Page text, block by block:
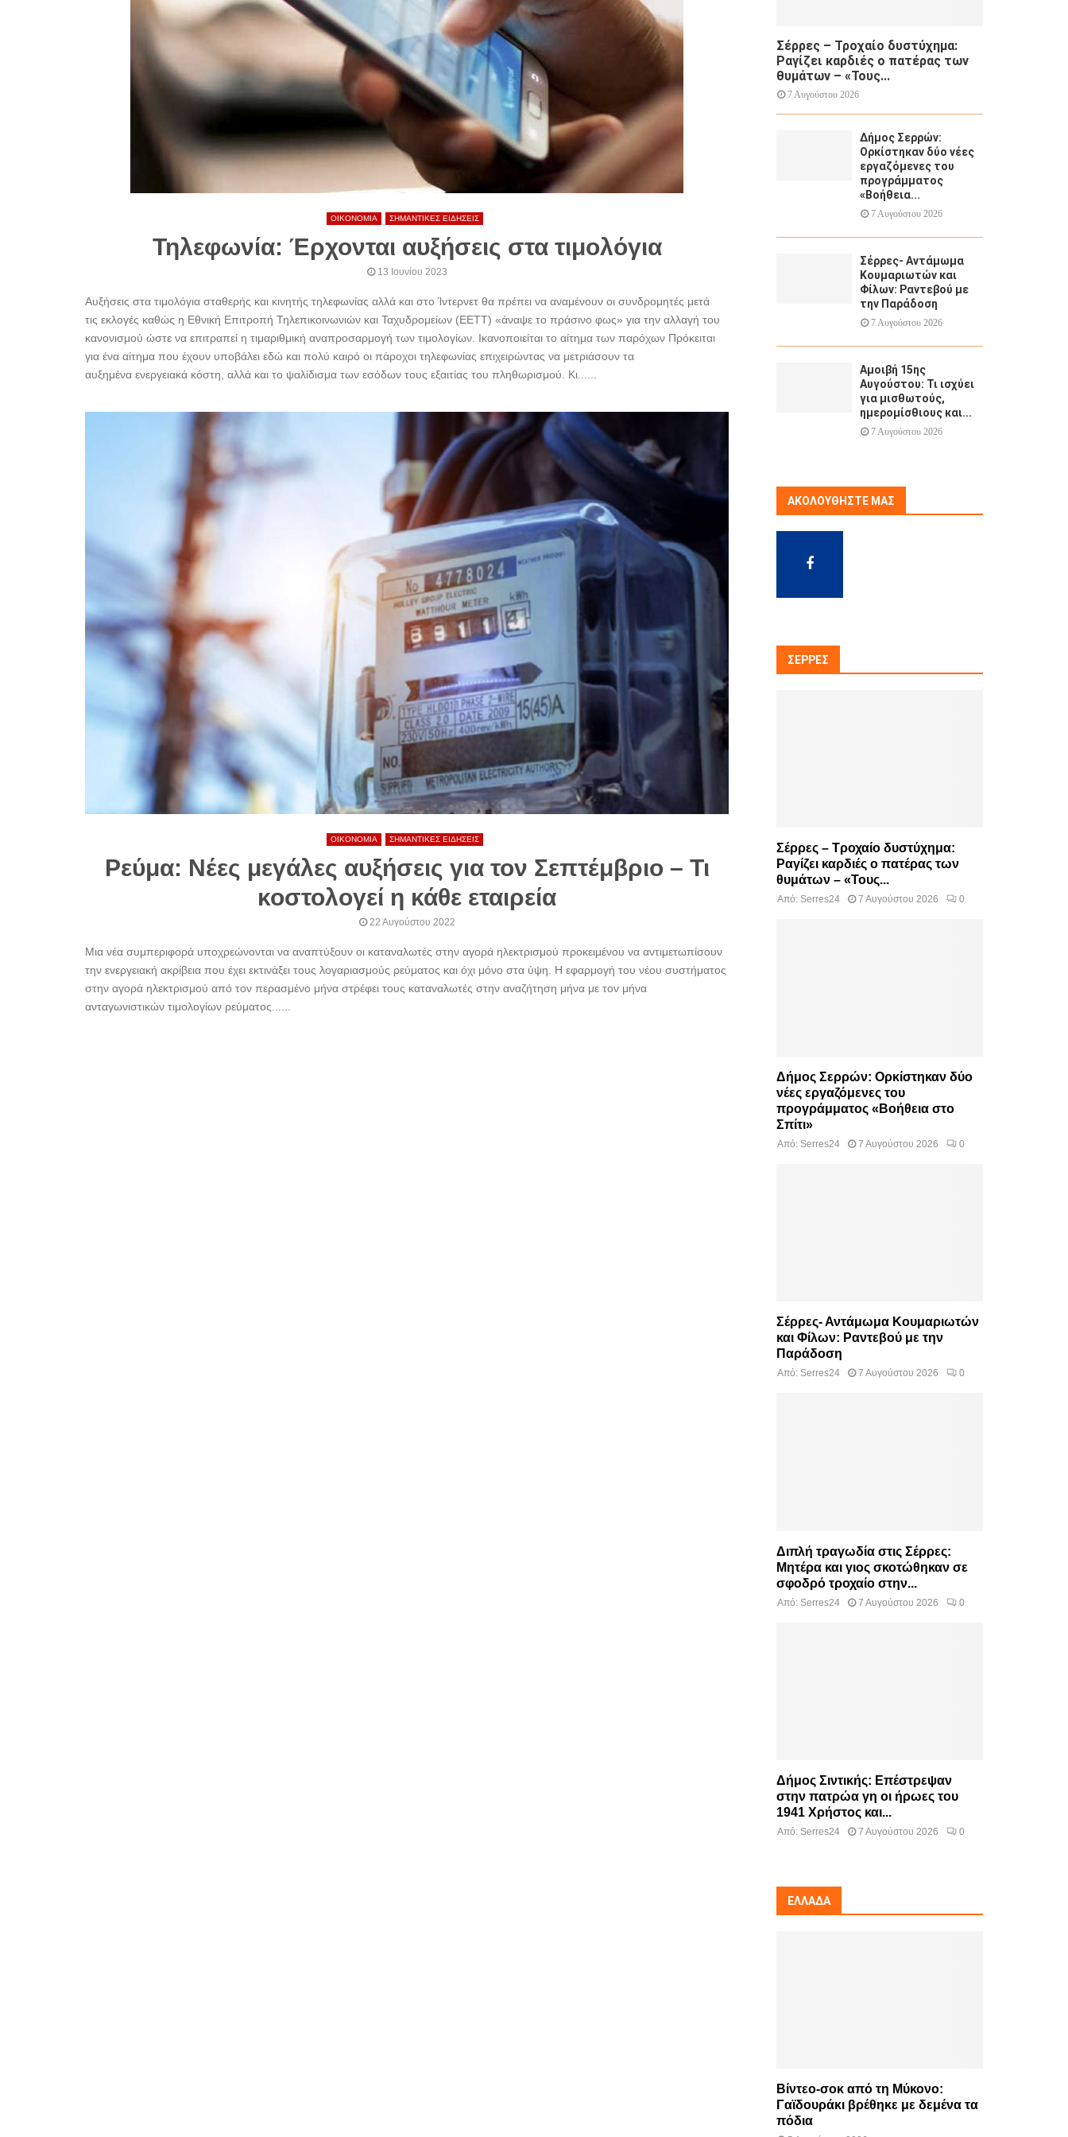
ΟΙΚΟΝΟΜΙΑ ΣΗΜΑΝΤΙΚΕΣ ΕΙΔΗΣΕΙΣ
Τηλεφωνία: Έρχονται αυξήσεις στα τιμολόγια
13 Ιουνίου 2023
Αυξήσεις στα τιμολόγια σταθερής και κινητής τηλεφωνίας αλλά και στο Ίντερνετ θα πρέπει να αναμένουν οι συνδρομητές μετά
τις εκλογές καθώς η Εθνική Επιτροπή Τηλεπικοινωνιών και Ταχυδρομείων (ΕΕΤΤ) «άναψε το πράσινο φως» για την αλλαγή του
κανονισμού ώστε να επιτραπεί η τιμαριθμική αναπροσαρμογή των τιμολογίων. Ικανοποιείται το αίτημα των παρόχων Πρόκειται
για ένα αίτημα που έχουν υποβάλει εδώ και πολύ καιρό οι πάροχοι τηλεφωνίας επιχειρώντας να μετριάσουν τα
αυξημένα ενεργειακά κόστη, αλλά και το ψαλίδισμα των εσόδων τους εξαιτίας του πληθωρισμού. Κι......
ΟΙΚΟΝΟΜΙΑ ΣΗΜΑΝΤΙΚΕΣ ΕΙΔΗΣΕΙΣ
Ρεύμα: Νέες μεγάλες αυξήσεις για τον Σεπτέμβριο – Τι
κοστολογεί η κάθε εταιρεία
22 Αυγούστου 2022
Μια νέα συμπεριφορά υποχρεώνονται να αναπτύξουν οι καταναλωτές στην αγορά ηλεκτρισμού προκειμένου να αντιμετωπίσουν
την ενεργειακή ακρίβεια που έχει εκτινάξει τους λογαριασμούς ρεύματος και όχι μόνο στα ύψη. Η εφαρμογή του νέου συστήματος
στην αγορά ηλεκτρισμού από τον περασμένο μήνα στρέφει τους καταναλωτές στην αναζήτηση μήνα με τον μήνα
ανταγωνιστικών τιμολογίων ρεύματος......
Σέρρες – Τροχαίο δυστύχημα:
Ραγίζει καρδιές ο πατέρας των
θυμάτων – «Τους...
7 Αυγούστου 2026
Δήμος Σερρών:
Ορκίστηκαν δύο νέες
εργαζόμενες του
προγράμματος
«Βοήθεια...
7 Αυγούστου 2026
Σέρρες- Αντάμωμα
Κουμαριωτών και
Φίλων: Ραντεβού με
την Παράδοση
7 Αυγούστου 2026
Αμοιβή 15ης
Αυγούστου: Τι ισχύει
για μισθωτούς,
ημερομίσθιους και...
7 Αυγούστου 2026
ΑΚΟΛΟΥΘΉΣΤΕ ΜΑΣ
ΣΈΡΡΕΣ
Σέρρες – Τροχαίο δυστύχημα:
Ραγίζει καρδιές ο πατέρας των
θυμάτων – «Τους...
Από: Serres24 7 Αυγούστου 2026 0
Δήμος Σερρών: Ορκίστηκαν δύο
νέες εργαζόμενες του
προγράμματος «Βοήθεια στο
Σπίτι»
Από: Serres24 7 Αυγούστου 2026 0
Σέρρες- Αντάμωμα Κουμαριωτών
και Φίλων: Ραντεβού με την
Παράδοση
Από: Serres24 7 Αυγούστου 2026 0
Διπλή τραγωδία στις Σέρρες:
Μητέρα και γιος σκοτώθηκαν σε
σφοδρό τροχαίο στην...
Από: Serres24 7 Αυγούστου 2026 0
Δήμος Σιντικής: Επέστρεψαν
στην πατρώα γη οι ήρωες του
1941 Χρήστος και...
Από: Serres24 7 Αυγούστου 2026 0
ΕΛΛΆΔΑ
Βίντεο-σοκ από τη Μύκονο:
Γαϊδουράκι βρέθηκε με δεμένα τα
πόδια